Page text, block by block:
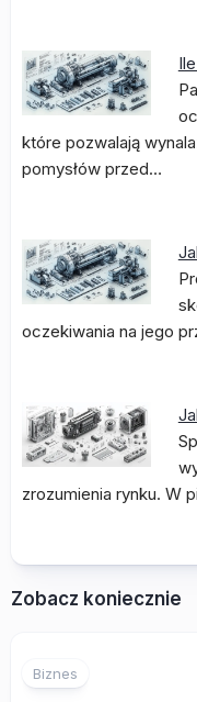
które pozwalają
pomysłów przed…
oczekiwania na jego
zrozumienia rynku. W
Zobacz koniecznie
Biznes